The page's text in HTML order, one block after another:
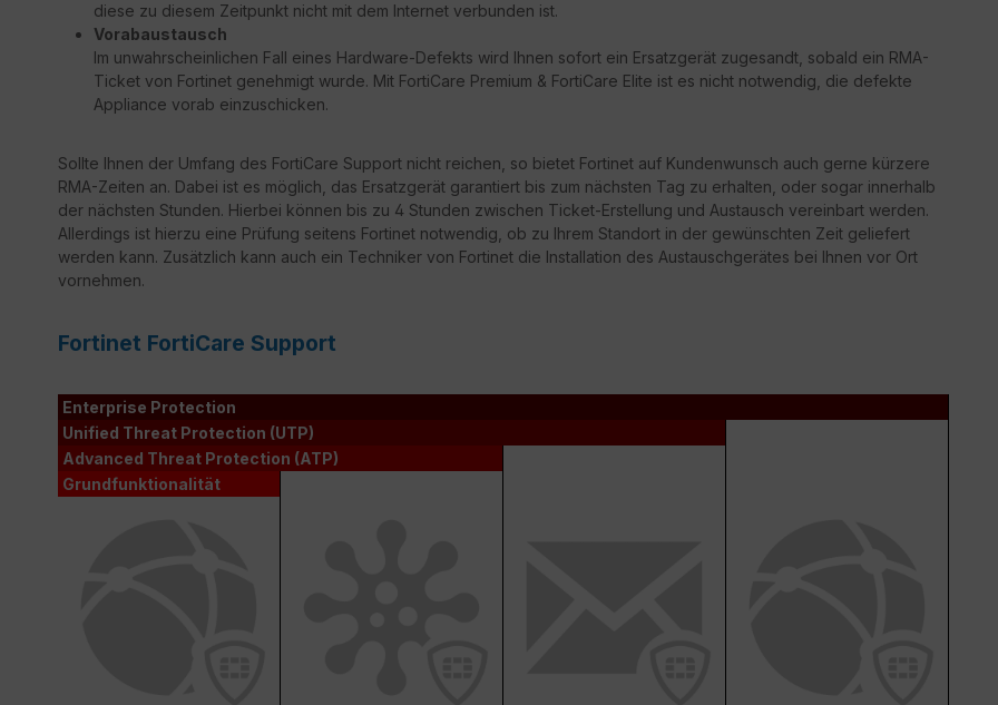
diese zu diesem Zeitpunkt nicht mit dem Internet verbunden ist.
Vorabaustausch
Im unwahrscheinlichen Fall eines Hardware-Defekts wird Ihnen sofort ein Ersatzgerät zugesandt, sobald ein RMA-
Ticket von Fortinet genehmigt wurde. Mit FortiCare Premium & FortiCare Elite ist es nicht notwendig, die defekte
Appliance vorab einzuschicken.
Sollte Ihnen der Umfang des FortiCare Support nicht reichen, so bietet Fortinet auf Kundenwunsch auch gerne kürzere
RMA-Zeiten an. Dabei ist es möglich, das Ersatzgerät garantiert bis zum nächsten Tag zu erhalten, oder sogar innerhalb
der nächsten Stunden. Hierbei können bis zu 4 Stunden zwischen Ticket-Erstellung und Austausch vereinbart werden.
Allerdings ist hierzu eine Prüfung seitens Fortinet notwendig, ob zu Ihrem Standort in der gewünschten Zeit geliefert
werden kann. Zusätzlich kann auch ein Techniker von Fortinet die Installation des Austauschgerätes bei Ihnen vor Ort
vornehmen.
Fortinet FortiCare Support
Enterprise Protection
Unified Threat Protection (UTP)
Advanced Threat Protection (ATP)
Grundfunktionalität